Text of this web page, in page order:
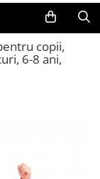
copii,
6-8 ani,